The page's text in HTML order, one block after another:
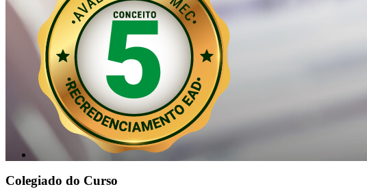
Colegiado do Curso